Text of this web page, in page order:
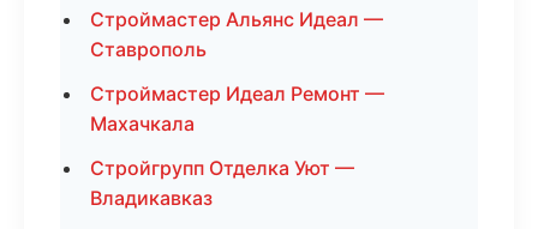
Строймастер Альянс Идеал —
Ставрополь
Строймастер Идеал Ремонт —
Махачкала
Стройгрупп Отделка Уют —
Владикавказ